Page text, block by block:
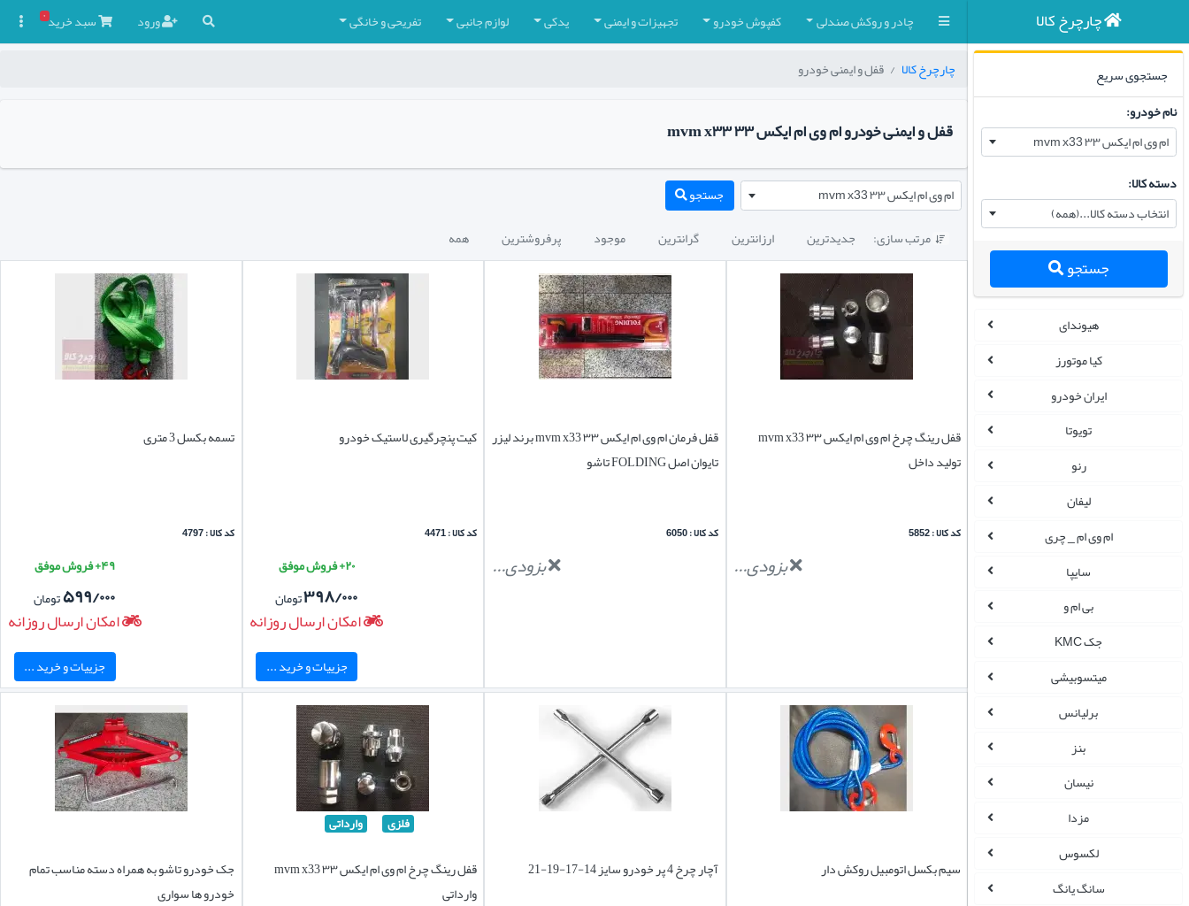
چادر و روکش صندلی کفپوش خودرو تجهیزات و ایمنی یدکی لوازم جانبی تفریحی و خانگی ورود سبدخرید۰ چارچرخ کالا
جستجوی سریع
نام خودرو:
ام وی ام ایکس ۳۳ mvm x33
دسته کالا:
انتخاب دسته کالا...(همه)
جستجو
هیوندای
کیا موتورز
ایران خودرو
تویوتا
رنو
لیفان
ام وی ام _ چری
سایپا
بی ام و
جک KMC
میتسوبیشی
برلیانس
بنز
نیسان
مزدا
لکسوس
سانگ یانگ
چارچرخ کالا قفل و ایمنی خودرو
قفل و ایمنی خودرو ام وی ام ایکس ۳۳ mvm x۳۳
ام وی ام ایکس ۳۳ mvm x33 جستجو
 مرتب سازی: جدیدترین ارزانترین گرانترین موجود پرفروشترین همه
قفل رینگ چرخ ام وی ام ایکس ۳۳ mvm x33
تولید داخل
کد کالا : 5852
بزودی...
قفل فرمان ام وی ام ایکس ۳۳ mvm x33 برند لیزر
تایوان اصل FOLDING تاشو
کد کالا : 6050
بزودی...
کیت پنچرگیری لاستیک خودرو
کد کالا : 4471
۲۰+ فروش موفق
۳۹۸/۰۰۰تومان
امکان ارسال روزانه
جزییات و خرید ...
تسمه بکسل 3 متری
کد کالا : 4797
۴۹+ فروش موفق
۵۹۹/۰۰۰تومان
امکان ارسال روزانه
جزییات و خرید ...
سیم بکسل اتومبیل روکش دار آچار چرخ 4 پر خودرو سایز 14-17-19-21
فلزی وارداتی
قفل رینگ چرخ ام وی ام ایکس ۳۳ mvm x33
وارداتی
جک خودرو تاشو به همراه دسته مناسب تمام
خودرو ها سواری